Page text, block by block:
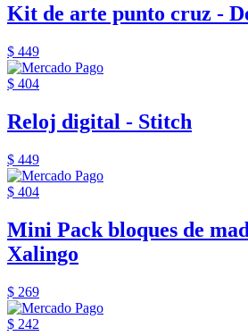
Kit de arte punto cruz -
$ 449
$ 404
Reloj digital - Stitch
$ 449
$ 404
Mini Pack bloques de
Xalingo
$ 269
$ 242